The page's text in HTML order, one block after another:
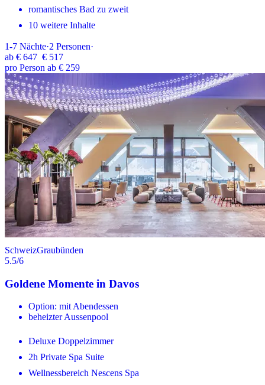
romantisches Bad zu zweit
10 weitere Inhalte
1-7 Nächte·2 Personen·
ab € 647 € 517
pro Person ab € 259
SchweizGraubünden
5.5/6
Goldene Momente in Davos
Option: mit Abendessen
beheizter Aussenpool
Deluxe Doppelzimmer
2h Private Spa Suite
Wellnessbereich Nescens Spa